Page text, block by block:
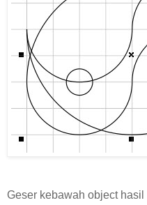
Geser kebawah object hasil